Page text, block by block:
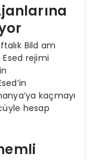
Bild am
rejimi
kaçmayı
hesap